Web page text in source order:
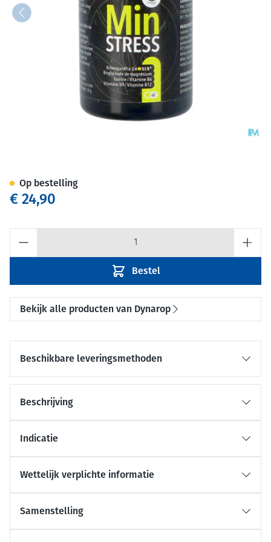
€ 24,90
Bestel
Op bestelling
Bekijk alle producten van Dynarop
Beschikbare leveringsmethoden
Beschrijving
Indicatie
Wettelijk verplichte informatie
Samenstelling